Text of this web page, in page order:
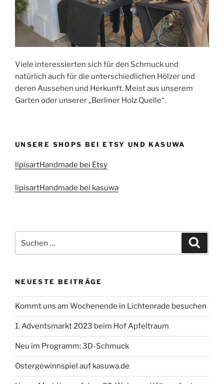
Viele interessierten sich für den Schmuck und
natürlich auch für die unterschiedlichen Hölzer und
deren Aussehen und Herkunft. Meist aus unserem
Garten oder unserer „Berliner Holz Quelle“.
UNSERE SHOPS BEI ETSY UND KASUWA
lipisartHandmade bei Etsy
lipisartHandmade bei kasuwa
nach:
NEUESTE BEITRÄGE
Kommt uns am Wochenende in Lichtenrade besuchen
1. Adventsmarkt 2023 beim Hof Apfeltraum
Neu im Programm: 3D-Schmuck
Ostergewinnspiel auf kasuwa.de